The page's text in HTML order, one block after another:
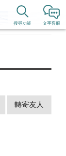
文字客服
搜尋功能
轉寄友人